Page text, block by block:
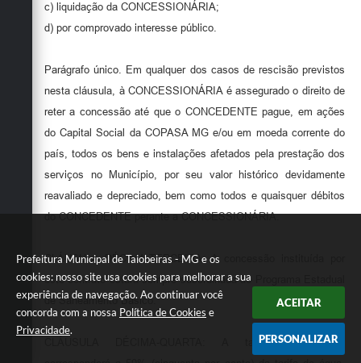
Prefeitura Municipal de Taiobeiras - MG e os
cookies: nosso site usa cookies para melhorar a sua
experiência de navegação. Ao continuar você
concorda com a nossa Política de Cookies e
Privacidade.
ACEITAR
PERSONALIZAR
c) liquidação da CONCESSIONÁRIA;
d) por comprovado interesse público.
Parágrafo único. Em qualquer dos casos de rescisão previstos
nesta cláusula, à CONCESSIONÁRIA é assegurado o direito de
reter a concessão até que o CONCEDENTE pague, em ações
do Capital Social da COPASA MG e/ou em moeda corrente do
país, todos os bens e instalações afetados pela prestação dos
serviços no Município, por seu valor histórico devidamente
reavaliado e depreciado, bem como todos e quaisquer débitos
do CONCEDENTE perante a CONCESSIONÁRIA.
CLÁUSULA DÉCIMA-TERCEIRA: A concessão instituída por
este contrato estará sempre subordinada ao Programa Estadual
de Saneamento Básico.
CLÁUSULA DÉCIMA-QUARTA: A tarifa de esgoto